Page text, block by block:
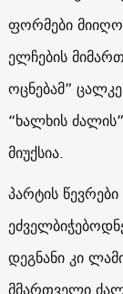
ფორმები
ელჩების
ოცნებამ”
“ხალხის
მიუქსია.
პარტის
დეგნანი კი